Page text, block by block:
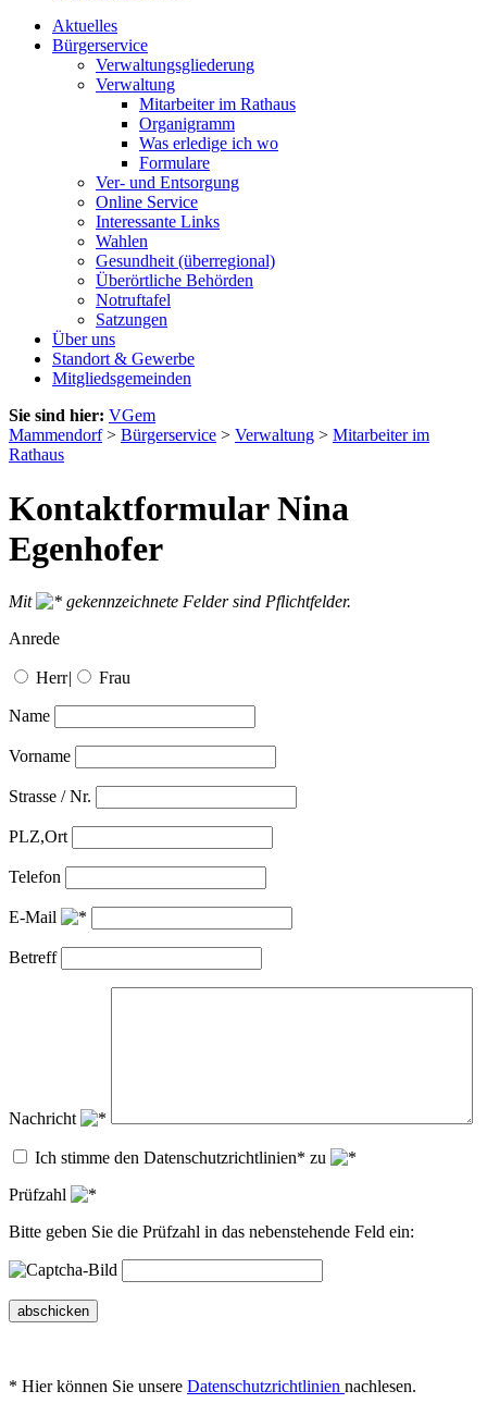
Aktuelles
Bürgerservice
Verwaltungsgliederung
Verwaltung
Mitarbeiter im Rathaus
Organigramm
Was erledige ich wo
Formulare
Ver- und Entsorgung
Online Service
Interessante Links
Wahlen
Gesundheit (überregional)
Überörtliche Behörden
Notruftafel
Satzungen
Über uns
Standort & Gewerbe
Mitgliedsgemeinden
Sie sind hier: VGem
Mammendorf> Bürgerservice > Verwaltung > Mitarbeiter im
Rathaus
Kontaktformular Nina
Egenhofer
Mit
gekennzeichnete Felder sind Pflichtfelder.
Anrede
Herr| Frau
Name
Vorname
Strasse / Nr.
PLZ,Ort
Telefon
E-Mail
Betreff
Nachricht
Ich stimme den Datenschutzrichtlinien* zu
Prüfzahl
Bitte geben Sie die Prüfzahl in das nebenstehende Feld ein:
abschicken
* Hier können Sie unsere Datenschutzrichtlinien nachlesen.